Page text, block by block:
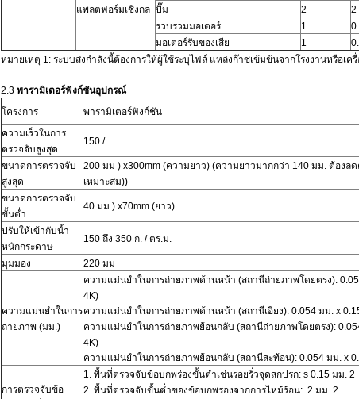
แพลตฟอร์มเชิงกล ปั๊ม 2 2
รวบรวมมอเตอร์
1
มอเตอร์รับของเสีย
1
หมายเหตุ 1: ระบบส่งกำลังนี้ต้องการให้ผู้ใช้ระบุไฟล์ แหล่งก๊าซเข้มข้นจากโรงงานหรือเ
2.3 พารามิเตอร์ฟังก์ชันอุปกรณ์
โครงการ
พารามิเตอร์ฟังก์ชัน
ความเร็วในการ
ตรวจจับสูงสุด
150 /
ขนาดการตรวจจับ
สูงสุด
200 มม ) x300mm (ความยาว) (ความยาวมากกว่า 140 มม. ต้องลด
เหมาะสม))
ขนาดการตรวจจับ
ขั้นต่ำ
40 มม ) x70mm (ยาว)
ปรับให้เข้ากับน้ำ
หนักกระดาษ
150 ถึง 350 ก. / ตร.ม.
มุมมอง 220 มม
ความแม่นยำในการ
ถ่ายภาพ (มม.)
ความแม่นยำในการถ่ายภาพด้านหน้า (สถานีถ่ายภาพโดยตรง):
4K)
ความแม่นยำในการถ่ายภาพด้านหน้า (สถานีเอียง): 0.054 มม. x
ความแม่นยำในการถ่ายภาพย้อนกลับ (สถานีถ่ายภาพโดยตรง):
4K)
ความแม่นยำในการถ่ายภาพย้อนกลับ (สถานีสะท้อน): 0.054 มม. x
การตรวจจับข้อ
1. พื้นที่ตรวจจับข้อบกพร่องขั้นต่ำเช่นรอยรั่วจุดสกปรก: s 0.15 มม. 2
2. พื้นที่ตรวจจับขั้นต่ำของข้อบกพร่องจากการไหม้ร้อน: .2 มม. 2